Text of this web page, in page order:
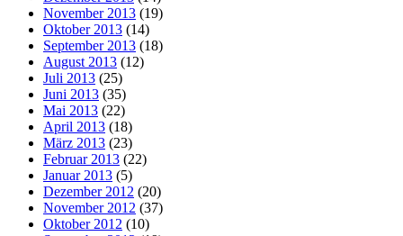
November 2013 (19)
Oktober 2013 (14)
September 2013 (18)
August 2013 (12)
Juli 2013 (25)
Juni 2013 (35)
Mai 2013 (22)
April 2013 (18)
März 2013 (23)
Februar 2013 (22)
Januar 2013 (5)
Dezember 2012 (20)
November 2012 (37)
Oktober 2012 (10)